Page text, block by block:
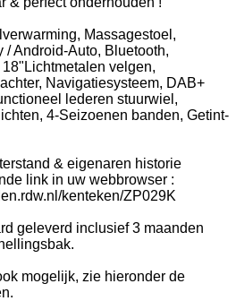
Massagestoel,
/ Android-Auto, Bluetooth,
velgen,
Navigatiesysteem, DAB+
lederen stuurwiel,
4-Seizoenen banden, Getint-
& eigenaren historie
link in uw webbrowser :
kenteken/ZP029K
geleverd inclusief 3 maanden
mogelijk, zie hieronder de